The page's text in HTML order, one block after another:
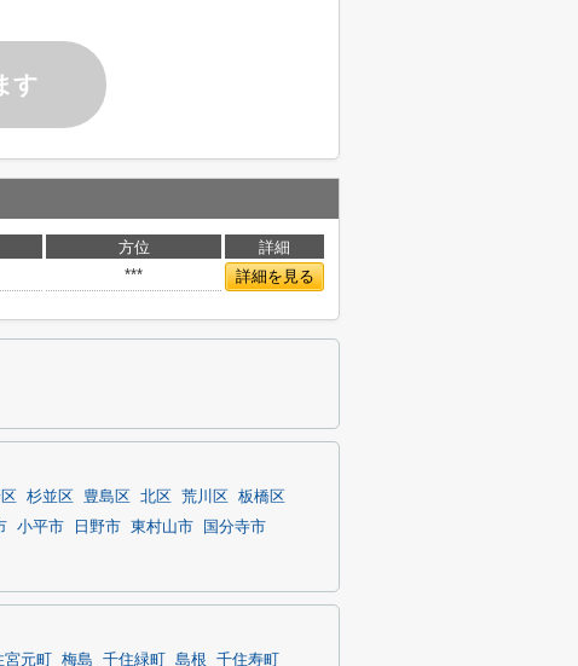
す
方位
詳細
*** 詳細を見る
杉並区 豊島区 北区 荒川区
板橋区
小平市 日野市 東村山市
国分寺市
元町 梅島 千住緑町 島根 千住寿町